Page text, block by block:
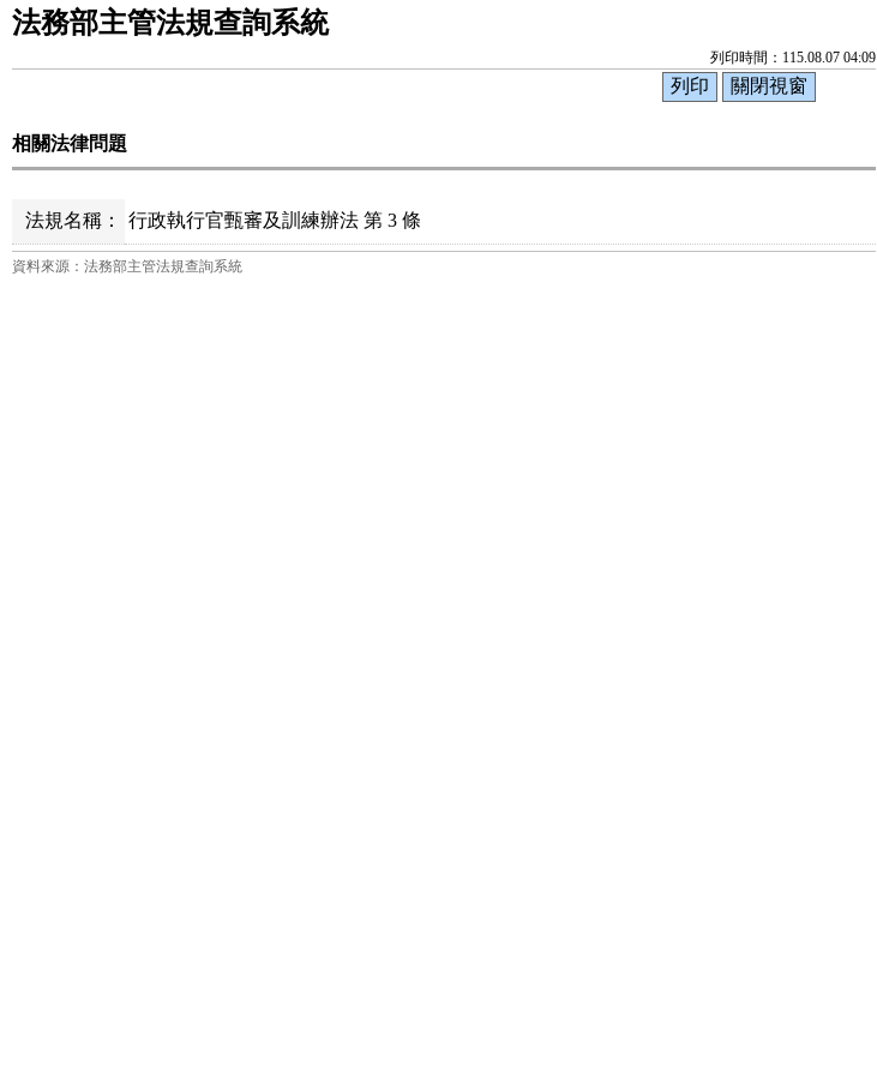
法務部主管法規查詢系統
列印時間：115.08.07 04:09
相關法律問題
法規名稱： 行政執行官甄審及訓練辦法 第 3 條
資料來源：法務部主管法規查詢系統